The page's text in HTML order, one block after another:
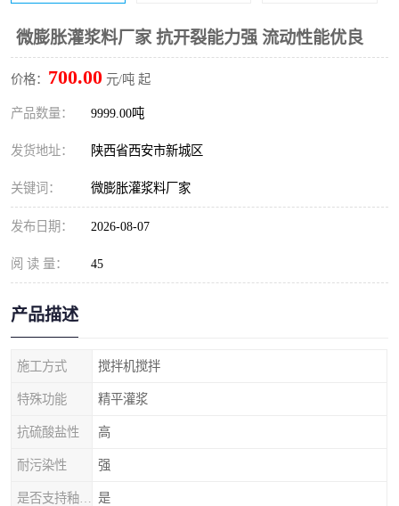
微膨胀灌浆料厂家 抗开裂能力强 流动性能优良
价格： 700.00 元/吨 起
产品数量： 9999.00吨
发货地址： 陕西省西安市新城区
关键词： 微膨胀灌浆料厂家
发布日期： 2026-08-07
阅 读 量： 45
产品描述
施工方式 搅拌机搅拌
特殊功能 精平灌浆
抗硫酸盐性 高
耐污染性 强
是
融雪剂